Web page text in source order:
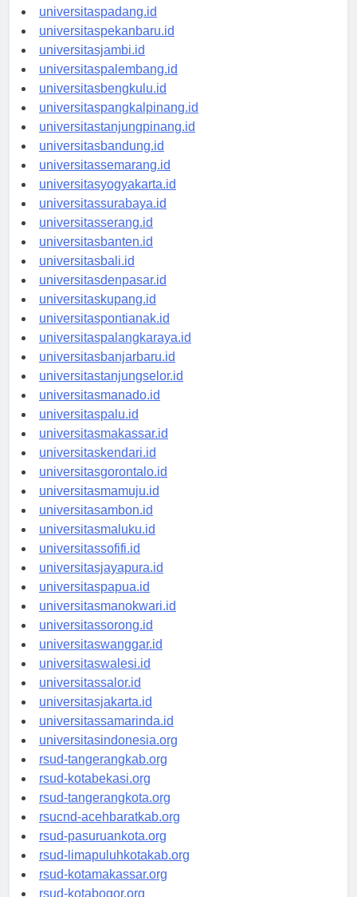
universitasmedan.id
universitaspadang.id
universitaspekanbaru.id
universitasjambi.id
universitaspalembang.id
universitasbengkulu.id
universitaspangkalpinang.id
universitastanjungpinang.id
universitasbandung.id
universitassemarang.id
universitasyogyakarta.id
universitassurabaya.id
universitasserang.id
universitasbanten.id
universitasbali.id
universitasdenpasar.id
universitaskupang.id
universitaspontianak.id
universitaspalangkaraya.id
universitasbanjarbaru.id
universitastanjungselor.id
universitasmanado.id
universitaspalu.id
universitasmakassar.id
universitaskendari.id
universitasgorontalo.id
universitasmamuju.id
universitasambon.id
universitasmaluku.id
universitassofifi.id
universitasjayapura.id
universitaspapua.id
universitasmanokwari.id
universitassorong.id
universitaswanggar.id
universitaswalesi.id
universitassalor.id
universitasjakarta.id
universitassamarinda.id
universitasindonesia.org
rsud-tangerangkab.org
rsud-kotabekasi.org
rsud-tangerangkota.org
rsucnd-acehbaratkab.org
rsud-pasuruankota.org
rsud-limapuluhkotakab.org
rsud-kotamakassar.org